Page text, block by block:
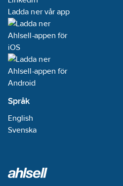
stationen.
Mått: h: 430mm x b:
253mm x d: 92mm
Ladda ner vår app
Språk
English
Svenska